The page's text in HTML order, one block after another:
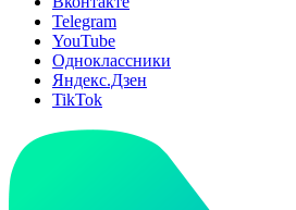
Telegram
YouTube
Одноклассники
Яндекс.Дзен
TikTok